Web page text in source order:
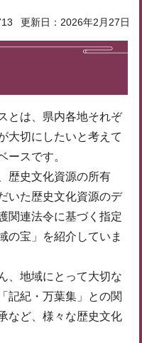
更新日：2026年2月27日
とは、県内各地それぞ
大切にしたいと考えて
ースです。
歴史文化資源の所有
いた歴史文化資源のデ
関連法令に基づく指定
の宝」を紹介していま
、地域にとって大切な
記紀・万葉集」との関
など、様々な歴史文化